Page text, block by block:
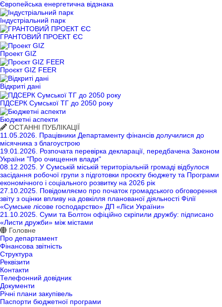
Європейська енергетична відзнака
Індустріальний парк
ГРАНТОВИЙ ПРОЕКТ ЄС
Проект GIZ
Проєкт GIZ FEER
Відкриті дані
ПДСЕРК Сумської ТГ до 2050 року
Бюджетні аспекти
ОСТАННІ ПУБЛІКАЦІЇ
11.05.2026. Працівники Департаменту фінансів долучилися до
місячника з благоустрою
19.01.2026. Розпочата перевірка декларації, передбачена Законом
України "Про очищення влади"
08.12.2025. У Сумській міській територіальній громаді відбулося
засідання робочої групи з підготовки проєкту бюджету та Програми
економічного і соціального розвитку на 2026 рік
27.10.2025. Повідомляємо про початок громадського обговорення
звіту з оцінки впливу на довкілля планованої діяльності Філії
«Сумське лісове господарство» ДП «Ліси України»
21.10.2025. Суми та Болтон офіційно скріпили дружбу: підписано
«Листи дружби» між містами
Головне
Про департамент
Фінансова звітність
Структура
Реквізити
Контакти
Телефонний довідник
Документи
Річні плани закупівель
Паспорти бюджетної програми